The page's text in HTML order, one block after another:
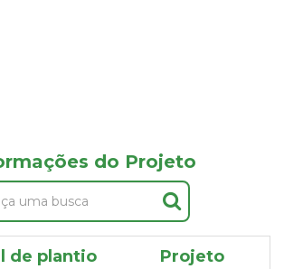
do Projeto
de plantio Projeto